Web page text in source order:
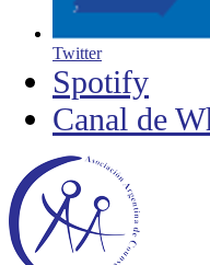
Twitter
Spotify
Canal de